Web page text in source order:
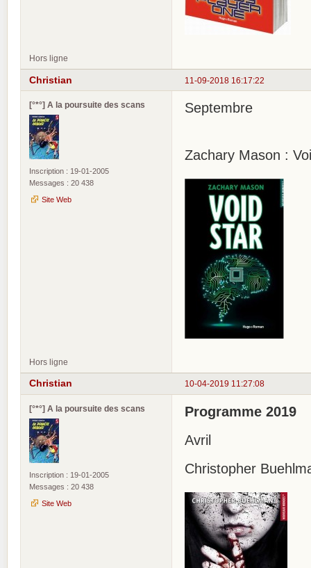
Hors ligne
11-09-2018 16:17:22
Christian
[°*°] A la poursuite des scans
Inscription : 19-01-2005
Messages : 20 438
Site Web
Septembre
Zachary Mason :
Hors ligne
10-04-2019 11:27:08
Christian
[°*°] A la poursuite des scans
Inscription : 19-01-2005
Messages : 20 438
Site Web
Programme 2019
Avril
Christopher